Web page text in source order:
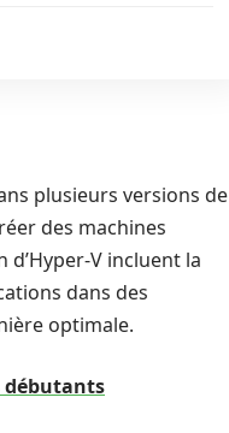
plusieurs versions de
des machines
V incluent la
dans des
optimale.
débutants